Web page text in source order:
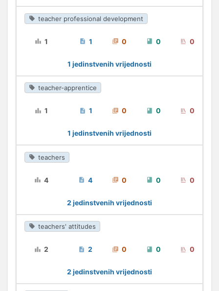
teacher professional development
1 1 0 0 0
1 jedinstvenih vrijednosti
teacher-apprentice
1 1 0 0 0
1 jedinstvenih vrijednosti
teachers
4 4 0 0 0
2 jedinstvenih vrijednosti
teachers' attitudes
2 2 0 0 0
2 jedinstvenih vrijednosti